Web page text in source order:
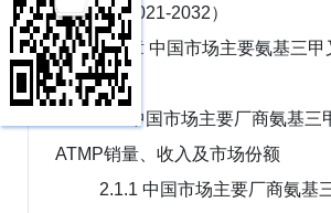
增长率（2021-2032）
第2章 中国市场主要氨基三
厂商分析
2.1 中国市场主要厂商氨基三
ATMP销量、收入及市场份额
2.1.1 中国市场主要厂商氨基